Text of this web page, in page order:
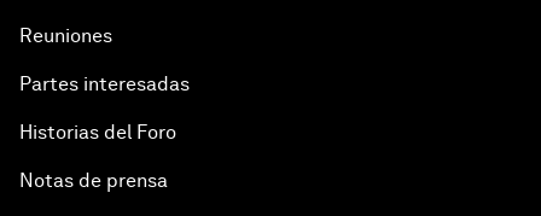
Reuniones
Partes interesadas
Historias del Foro
Notas de prensa